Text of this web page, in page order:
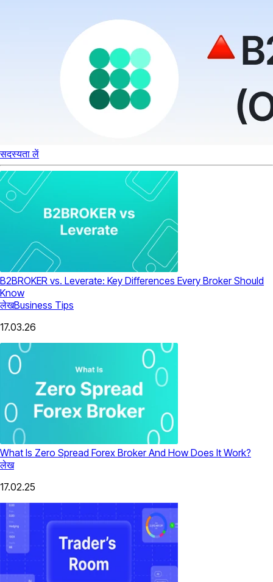
सदस्यता लें
B2BROKER vs. Leverate: Key Differences Every Broker Should
Know
लेखBusiness Tips
17.03.26
What Is Zero Spread Forex Broker And How Does It Work?
लेख
17.02.25